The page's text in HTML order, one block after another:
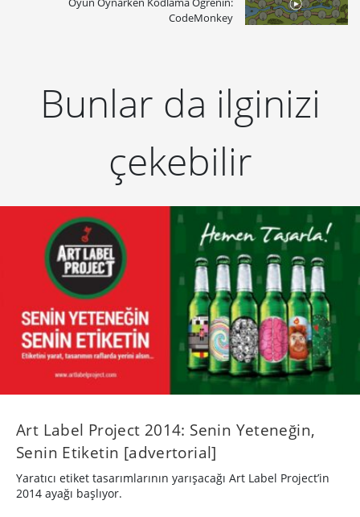
CodeMonkey
Bunlar da ilginizi
çekebilir
Art Label Project 2014: Senin Yeteneğin,
Senin Etiketin [advertorial]
Yaratıcı etiket tasarımlarının yarışacağı Art Label Project’in
2014 ayağı başlıyor.